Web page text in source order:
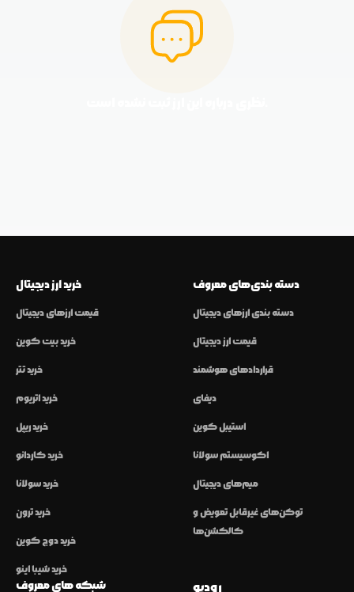
خرید ارز دیجیتال
قیمت ارزهای دیجیتال
خرید بیت کوین
خرید تتر
خرید اتریوم
خرید ریپل
خرید کاردانو
خرید سولانا
خرید ترون
خرید دوج کوین
خرید شیبا اینو
دسته بندی‌های معروف
دسته بندی ارزهای دیجیتال
قیمت ارز دیجیتال
قراردادهای هوشمند
دیفای
استیبل کوین
اکوسیستم سولانا
میم‌های دیجیتال
توکن‌های غیرقابل تعویض و
کالکشن‌ها
شبکه های معروف رودیو